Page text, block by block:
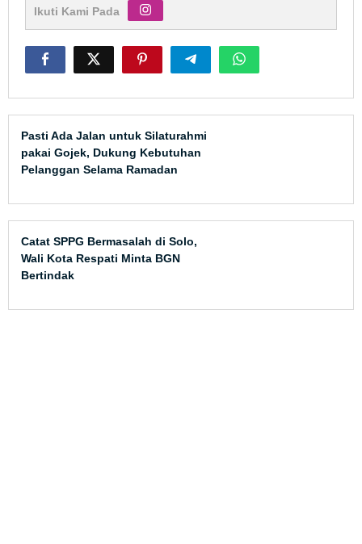
Ikuti Kami Pada
Pasti Ada Jalan untuk Silaturahmi
pakai Gojek, Dukung Kebutuhan
Pelanggan Selama Ramadan
Catat SPPG Bermasalah di Solo,
Wali Kota Respati Minta BGN
Bertindak